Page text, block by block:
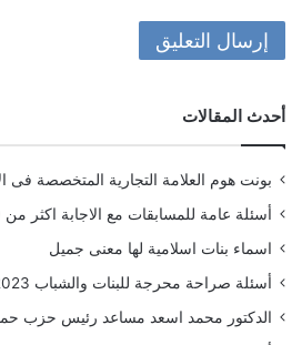
أحدث المقالات
بونت هوم العلامة التجارية المتخصصة فى
أسئلة عامة للمسابقات مع الاجابة اكثر من 500 سؤال
اسماء بنات اسلامية لها معنى جميل
أسئلة صراحة محرجة للبنات والشباب 2023
الدكتور محمد اسعد مساعد رئيس حزب